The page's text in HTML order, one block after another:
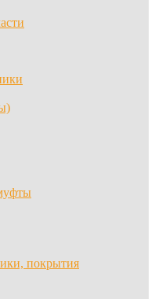
покрытия